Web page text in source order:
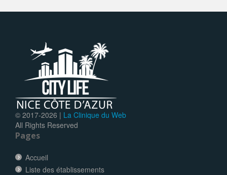
© 2017-2026 | La Clinique du Web
All Rights Reserved
Pages
Accueil
Liste des établissements